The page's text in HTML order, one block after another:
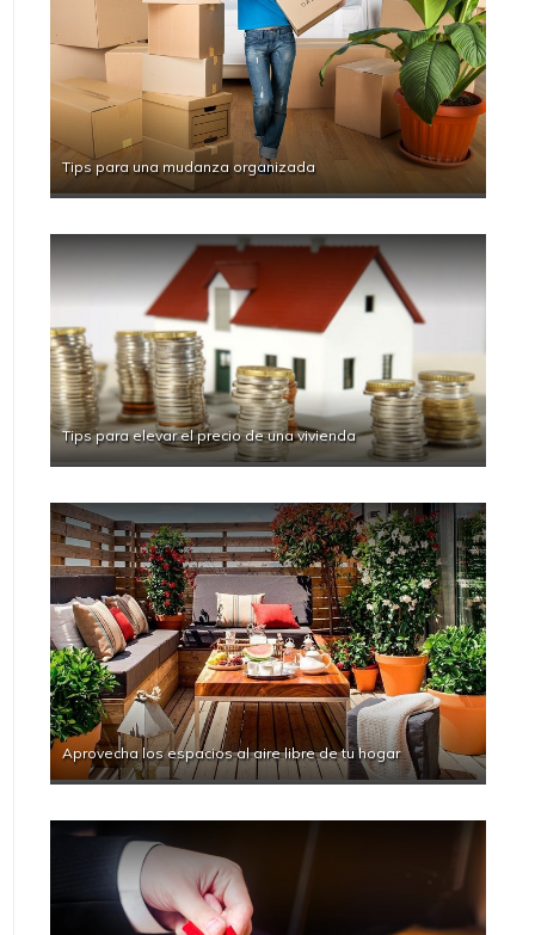
Tips para una mudanza organizada
Tips para elevar el precio de una vivienda
Aprovecha los espacios al aire libre de tu hogar